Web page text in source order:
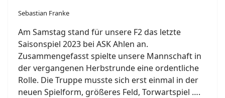
Sebastian Franke
Am Samstag stand für unsere F2 das letzte
Saisonspiel 2023 bei ASK Ahlen an.
Zusammengefasst spielte unsere Mannschaft in
der vergangenen Herbstrunde eine ordentliche
Rolle. Die Truppe musste sich erst einmal in der
neuen Spielform, größeres Feld, Torwartspiel ….